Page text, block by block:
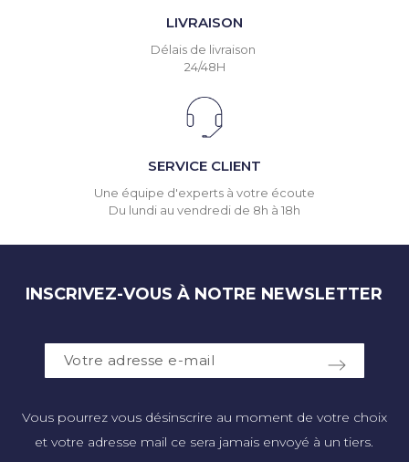
LIVRAISON
Délais de livraison
24/48H
SERVICE CLIENT
Une équipe d'experts à votre écoute
Du lundi au vendredi de 8h à 18h
INSCRIVEZ-VOUS À NOTRE NEWSLETTER
Vous pourrez vous désinscrire au moment de votre choix
et votre adresse mail ce sera jamais envoyé à un tiers.